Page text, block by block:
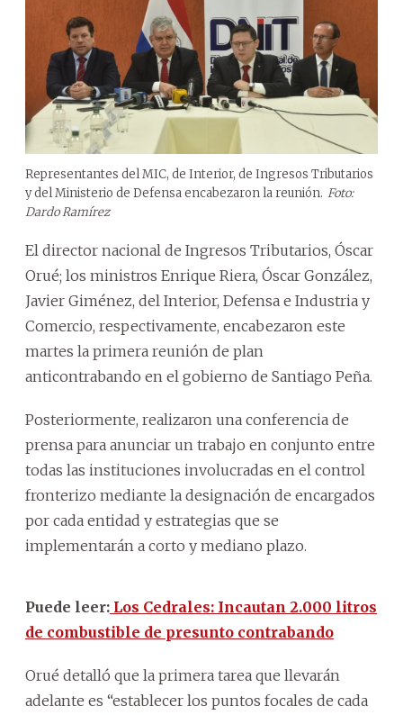
Representantes del MIC, de Interior, de Ingresos Tributarios
y del Ministerio de Defensa encabezaron la reunión. Foto:
Dardo Ramírez
El director nacional de Ingresos Tributarios, Óscar
Orué; los ministros Enrique Riera, Óscar González,
Javier Giménez, del Interior, Defensa e Industria y
Comercio, respectivamente, encabezaron este
martes la primera reunión de plan
anticontrabando en el gobierno de Santiago Peña.
Posteriormente, realizaron una conferencia de
prensa para anunciar un trabajo en conjunto entre
todas las instituciones involucradas en el control
fronterizo mediante la designación de encargados
por cada entidad y estrategias que se
implementarán a corto y mediano plazo.
Puede leer: Los Cedrales: Incautan 2.000 litros
de combustible de presunto contrabando
Orué detalló que la primera tarea que llevarán
adelante es “establecer los puntos focales de cada